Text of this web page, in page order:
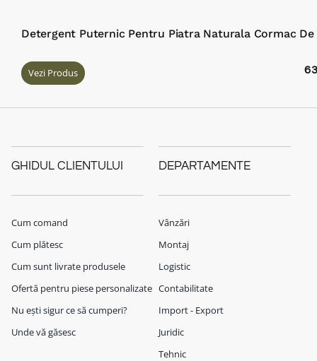
Detergent Puternic Pentru Piatra Naturala Cormac De
Vezi Produs
GHIDUL CLIENTULUI
Cum comand
Cum plătesc
Cum sunt livrate produsele
Ofertă pentru piese personalizate
Nu ești sigur ce să cumperi?
Unde vă găsesc
DEPARTAMENTE
Vânzări
Montaj
Logistic
Contabilitate
Import - Export
Juridic
Tehnic